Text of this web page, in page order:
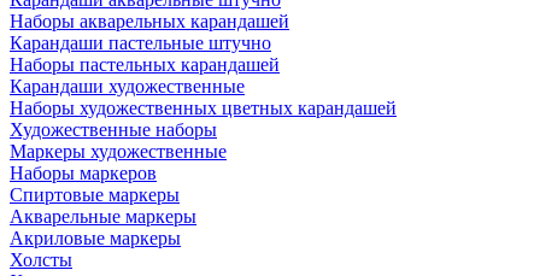
Наборы акварельных карандашей
Карандаши пастельные штучно
Наборы пастельных карандашей
Карандаши художественные
Наборы художественных цветных карандашей
Художественные наборы
Маркеры художественные
Наборы маркеров
Спиртовые маркеры
Акварельные маркеры
Акриловые маркеры
Холсты